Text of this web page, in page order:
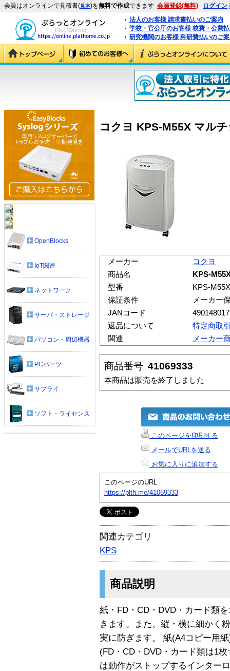
会員はオンラインで見積書(見本)を無料で作成できます 会員登録(無料) ログイン
法人のお客様 請求書払いのご案内
学校・官公庁のお客様 校費・公費
研究機関のお客様 科研費払いのご
コクヨ KPS-M55X マル
メーカー
コクヨ
商品名
KPS-
型番
KPS-M55X
保証条件
メーカー
JANコード
返品について
特定商取
関連
メーカー
商品番号 41069333
本商品は販売を終了しました
このページを印刷する
メールでURLを送る
お気に入りに追加する
このページのURL
https://plth.me/41069333
関連カテゴリ
KPS
商品説明
紙・FD・CD・DVD・カード類
きます。また、縦・横に細かく
実に防ぎます。 紙(A4コピー用
(FD・CD・DVD・カード類は1
は動作がストップするインター
OpenBlocks
IoT関連
ネットワーク
サーバ・ストレージ
パソコン・周辺機器
PCパーツ
サプライ
ソフト・ライセンス